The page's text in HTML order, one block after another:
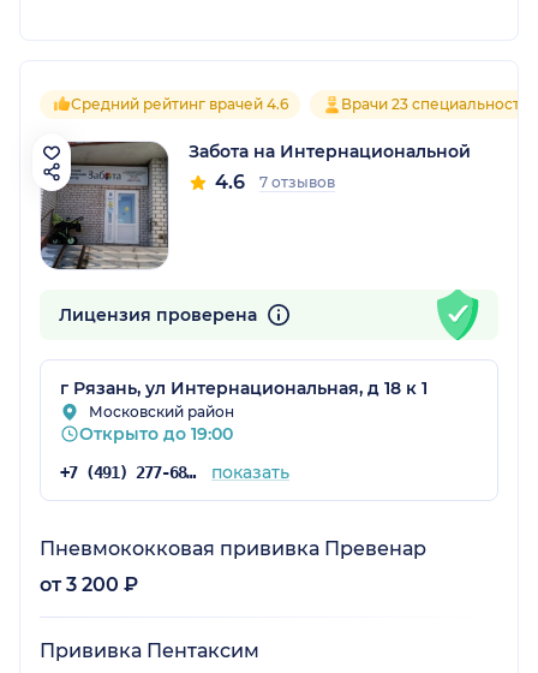
Средний рейтинг врачей 4.6 Врачи 23 специальностей
Забота на Интернациональной
4.6 7 отзывов
Лицензия проверена
г Рязань, ул Интернациональная, д 18 к 1
Московский район
Открыто до 19:00
+7 (491) 277-68-09 показать
Пневмококковая прививка Превенар
от 3 200 ₽
Прививка Пентаксим